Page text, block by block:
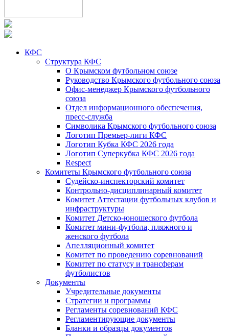
КФС
Структура КФС
О Крымском футбольном союзе
Руководство Крымского футбольного союза
Офис-менеджер Крымского футбольного
союза
Отдел информационного обеспечения,
пресс-служба
Символика Крымского футбольного союза
Логотип Премьер-лиги КФС
Логотип Кубка КФС 2026 года
Логотип Суперкубка КФС 2026 года
Respect
Комитеты Крымского футбольного союза
Судейско-инспекторский комитет
Контрольно-дисциплинарный комитет
Комитет Аттестации футбольных клубов и
инфраструктуры
Комитет Детско-юношеского футбола
Комитет мини-футбола, пляжного и
женского футбола
Апелляционный комитет
Комитет по проведению соревнований
Комитет по статусу и трансферам
футболистов
Документы
Учредительные документы
Стратегии и программы
Регламенты соревнований КФС
Регламентирующие документы
Бланки и образцы документов